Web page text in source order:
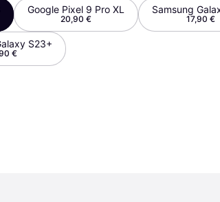
Kirjat, Elokuvat ja Musiikki
Kaikki kategoriat
Google Pixel 9 Pro XL
20,90 €
Samsung
17,90 €
S23+
€